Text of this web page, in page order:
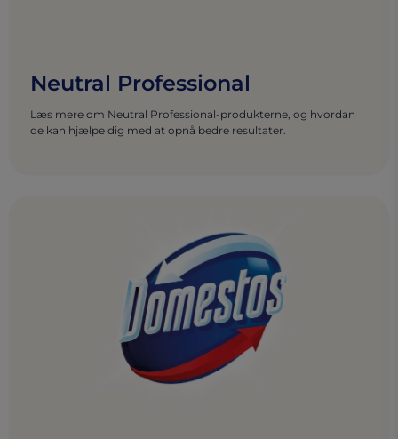
Neutral Professional
Læs mere om Neutral Professional-produkterne, og hvordan
de kan hjælpe dig med at opnå bedre resultater.